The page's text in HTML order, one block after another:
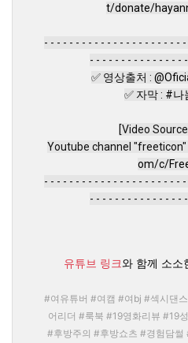
t/donate/
- - - - - - - - - - - - - - - - - - - - - -
- - - - - - - - - - - - - - -
✅ 영상출처 :
✅ 자막 : #나
[Video
Youtube channel "freeticon"
om/c/
- - - - - - - - - - - - - - - - - - - - - -
- - - - - - - - - - - - - - -
유튜브 링크와 함께 소소
#여유튜버 #여캠 #여bj #섹시댄
어리더 #룩북 #19영화리뷰 #19
#후방주의 #후방쇼츠 #경험담썰